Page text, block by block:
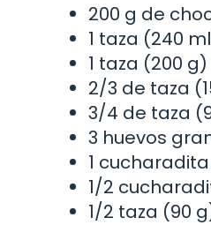
200 g de
1 taza (240
1 taza (200
2/3 de taza
3/4 de taza
3 huevos
1
1/2
1/2 taza (90